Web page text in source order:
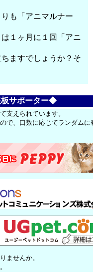
も「アニマルナー
１ヶ月に１回「アニ
ますでしょうか？そ
サポーター◆
支えられています。
で、口数に応じてランダムに
ませんか。